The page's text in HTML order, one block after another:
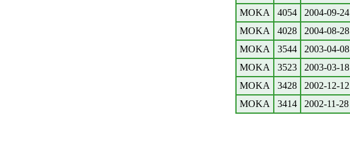
MOKA
4054 2004-09-24
MOKA
4028 2004-08-28
MOKA
3544 2003-04-08
MOKA
3523 2003-03-18
MOKA
3428 2002-12-12
MOKA
3414 2002-11-28